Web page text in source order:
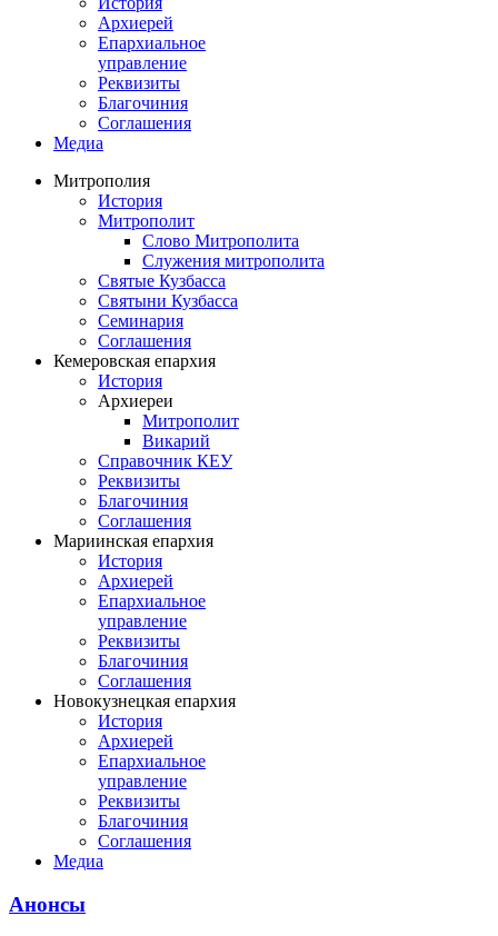
Архиерей
Епархиальное
управление
Реквизиты
Благочиния
Соглашения
Медиа
Митрополия
История
Митрополит
Слово Митрополита
Служения митрополита
Святые Кузбасса
Святыни Кузбасса
Семинария
Соглашения
Кемеровская епархия
История
Архиереи
Митрополит
Викарий
Справочник КЕУ
Реквизиты
Благочиния
Соглашения
Мариинская епархия
История
Архиерей
Епархиальное
управление
Реквизиты
Благочиния
Соглашения
Новокузнецкая епархия
История
Архиерей
Епархиальное
управление
Реквизиты
Благочиния
Соглашения
Медиа
Анонсы